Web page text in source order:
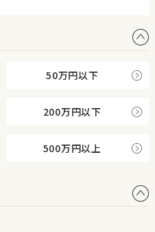
50万円以下
200万円以下
500万円以上